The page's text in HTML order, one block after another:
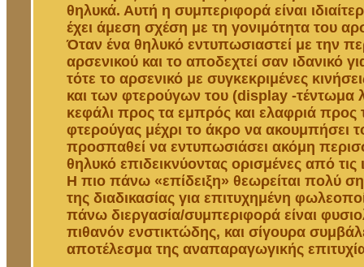
θηλυκά. Αυτή η συμπεριφορά είναι
έχει άμεση σχέση με τη γονιμότητα του
Όταν ένα θηλυκό εντυπωσιαστεί με την
αρσενικού και το αποδεχτεί σαν ιδανικό
τότε το αρσενικό με συγκεκριμένες
και των φτερούγων του (display -τέντωμα
κεφάλι προς τα εμπρός και ελαφριά προς
φτερούγας μέχρι το άκρο να ακουμπήσει
προσπαθεί να εντυπωσιάσει ακόμη
θηλυκό επιδεικνύοντας ορισμένες από τις
Η πιο πάνω «επίδειξη» θεωρείται πολύ
της διαδικασίας για επιτυχημένη
πάνω διεργασία/συμπεριφορά είναι
πιθανόν ενστικτώδης, και σίγουρα
αποτέλεσμα της αναπαραγωγικής